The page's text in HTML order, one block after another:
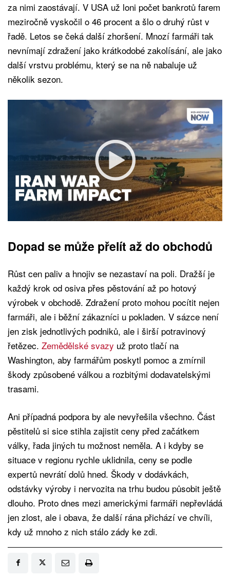
za nimi zaostávají. V USA už loni počet bankrotů farem
meziročně vyskočil o 46 procent a šlo o druhý růst v
řadě. Letos se čeká další zhoršení. Mnozí farmáři tak
nevnímají zdražení jako krátkodobé zakolísání, ale jako
další vrstvu problému, který se na ně nabaluje už
několik sezon.
Dopad se může přelít až do obchodů
Růst cen paliv a hnojiv se nezastaví na poli. Dražší je
každý krok od osiva přes pěstování až po hotový
výrobek v obchodě. Zdražení proto mohou pocítit nejen
farmáři, ale i běžní zákazníci u pokladen. V sázce není
jen zisk jednotlivých podniků, ale i širší potravinový
řetězec. Zemědělské svazy už proto tlačí na
Washington, aby farmářům poskytl pomoc a zmírnil
škody způsobené válkou a rozbitými dodavatelskými
trasami.
Ani případná podpora by ale nevyřešila všechno. Část
pěstitelů si sice stihla zajistit ceny před začátkem
války, řada jiných tu možnost neměla. A i kdyby se
situace v regionu rychle uklidnila, ceny se podle
expertů nevrátí dolů hned. Škody v dodávkách,
odstávky výroby i nervozita na trhu budou působit ještě
dlouho. Proto dnes mezi americkými farmáři nepřevládá
jen zlost, ale i obava, že další rána přichází ve chvíli,
kdy už mnoho z nich stálo zády ke zdi.